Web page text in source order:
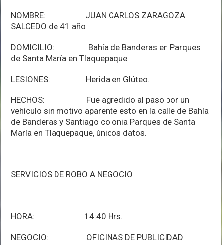
NOMBRE: JUAN CARLOS ZARAGOZA
SALCEDO de 41 año
DOMICILIO: Bahía de Banderas en Parques
de Santa María en Tlaquepaque
LESIONES: Herida en Glúteo.
HECHOS: Fue agredido al paso por un
vehículo sin motivo aparente esto en la calle de Bahía
de Banderas y Santiago colonia Parques de Santa
María en Tlaquepaque, únicos datos.
SERVICIOS DE ROBO A NEGOCIO
HORA: 14:40 Hrs.
NEGOCIO: OFICINAS DE PUBLICIDAD